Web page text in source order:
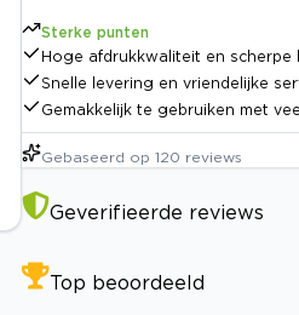
Sterke punten
Hoge afdrukkwaliteit en scherpe
Snelle levering en vriendelijke
Gemakkelijk te gebruiken met
Gebaseerd op 120 reviews
Geverifieerde reviews
Top beoordeeld